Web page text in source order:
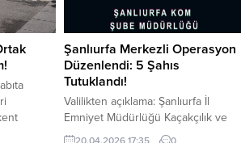
Şanlıurfa Merkezli Operasyon
Düzenlendi: 5 Şahıs
Tutuklandı!
Valilikten açıklama: Şanlıurfa İl
Emniyet Müdürlüğü Kaçakçılık ve
Organize Suçlarla Mücadele (KOM )
20.04.2026 17:35 0